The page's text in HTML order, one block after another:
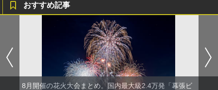
おすすめ記事
8月開催の花火大会まとめ。国内最大級2.4万発「幕張ビ